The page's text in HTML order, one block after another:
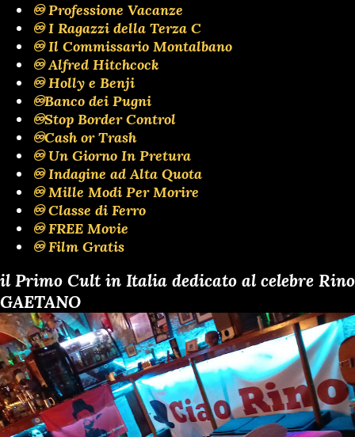
♾️ Professione Vacanze
♾️ I Ragazzi della Terza C
♾️ Il Commissario Montalbano
♾️ Alfred Hitchcock
♾️ Holly e Benji
♾️Banco dei Pugni
♾️Stop Border Control
♾️Cash or Trash
♾️ Un Giorno In Pretura
♾️ Indagine ad Alta Quota
♾️ Mille Modi Per Morire
♾️ Classe di Ferro
♾️ FREE Movie
♾️ Film Gratis
il Primo Cult in Italia dedicato al celebre Rino
GAETANO